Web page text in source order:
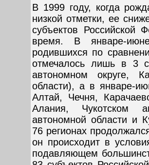
В 1999 году, когда
низкой отметки, ее
субъектов Российской
время. В январе-
родившихся по
отмечалось лишь в 3
автономном округе,
области), а в январе-
Алтай, Чечня,
Алания, Чукотском
автономной области и
76 регионах
он происходит в
подавляющем